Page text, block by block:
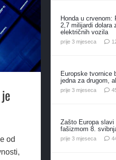
od
Honda u crvenom:
2,7 milijardi dolara
električnih vozila
prije 3 mjeseca
Europske tvornice
jedna za drugom,
prije 3 mjeseca
Zašto Europa slavi
fašizmom 8.
prije 3 mjeseca